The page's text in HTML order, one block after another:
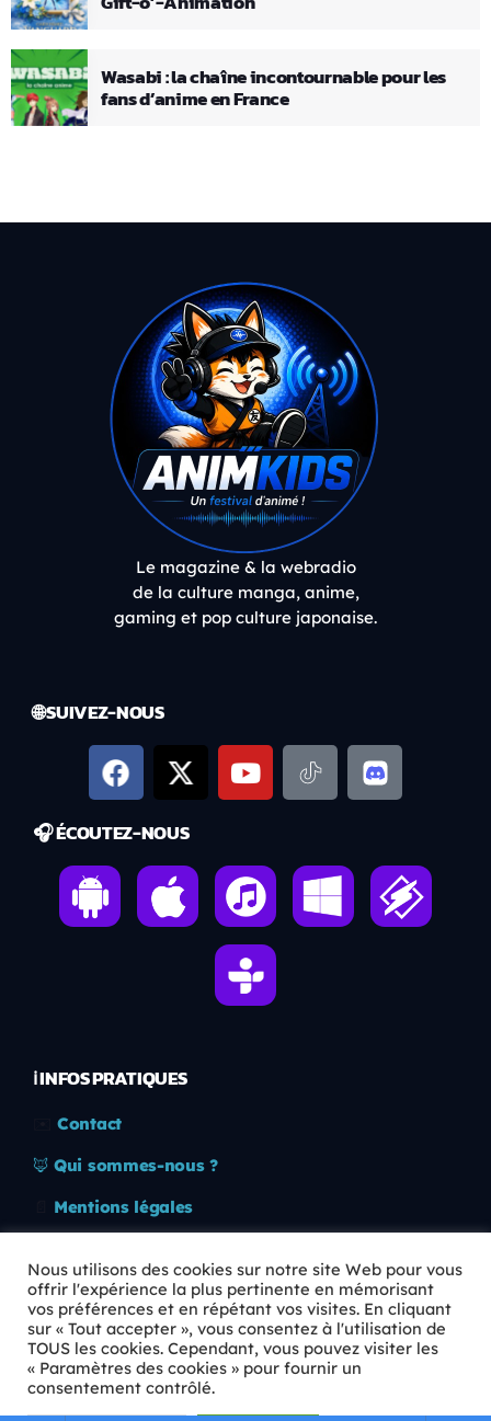
Wasabi : la chaîne incontournable pour les
fans d’anime en France
Le magazine & la webradio
de la culture manga, anime,
gaming et pop culture japonaise.
🌐 SUIVEZ-NOUS
🎧 ÉCOUTEZ-NOUS
ℹ️ INFOS PRATIQUES
Contact
🦊 Qui sommes-nous ?
Mentions légales
🛡️ RGPD
Copyright © 2026 Animkids. Tous droits réservés.
Nous utilisons des cookies sur notre site Web pour vous
offrir l'expérience la plus pertinente en mémorisant
vos préférences et en répétant vos visites. En cliquant
sur « Tout accepter », vous consentez à l'utilisation de
TOUS les cookies. Cependant, vous pouvez visiter les
« Paramètres des cookies » pour fournir un
consentement contrôlé.